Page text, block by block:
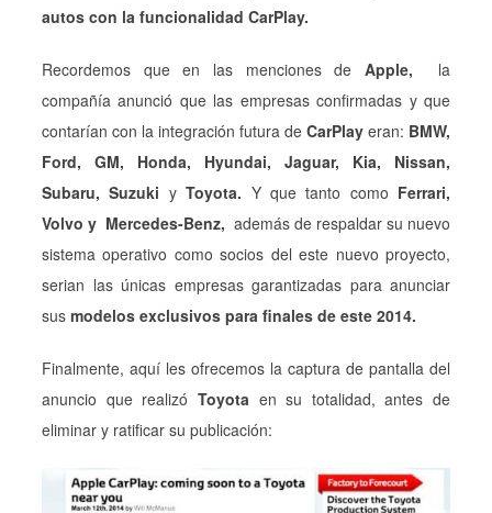
autos con la funcionalidad CarPlay.
Recordemos que en las menciones de Apple, la
compañía anunció que las empresas confirmadas y que
contarían con la integración futura de CarPlay eran: BMW,
Ford, GM, Honda, Hyundai, Jaguar, Kia, Nissan,
Subaru, Suzuki yToyota. Y que tanto como Ferrari,
Volvo y Mercedes-Benz, además de respaldar su nuevo
sistema operativo como socios del este nuevo proyecto,
serian las únicas empresas garantizadas para anunciar
sus modelos exclusivos para finales de este 2014.
Finalmente, aquí les ofrecemos la captura de pantalla del
anuncio que realizó Toyota en su totalidad, antes de
eliminar y ratificar su publicación: